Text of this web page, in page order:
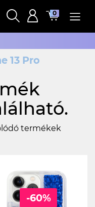
0
13 Pro
termékek
-60%